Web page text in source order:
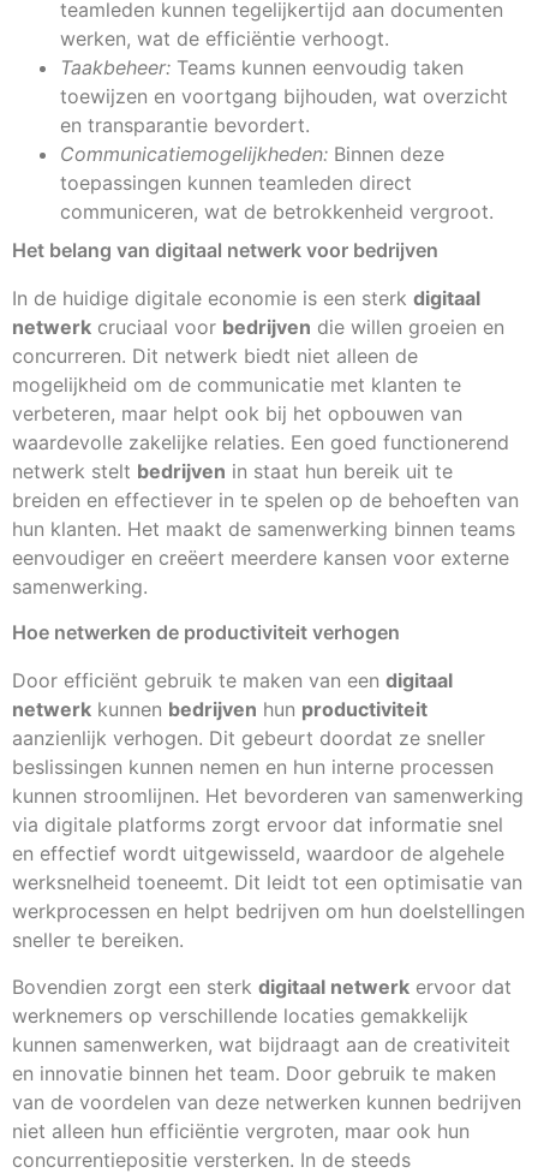
teamleden kunnen tegelijkertijd aan documenten
werken, wat de efficiëntie verhoogt.
Taakbeheer: Teams kunnen eenvoudig taken
toewijzen en voortgang bijhouden, wat overzicht
en transparantie bevordert.
Communicatiemogelijkheden: Binnen deze
toepassingen kunnen teamleden direct
communiceren, wat de betrokkenheid vergroot.
Het belang van digitaal netwerk voor bedrijven
In de huidige digitale economie is een sterk digitaal
netwerk cruciaal voor bedrijven die willen groeien en
concurreren. Dit netwerk biedt niet alleen de
mogelijkheid om de communicatie met klanten te
verbeteren, maar helpt ook bij het opbouwen van
waardevolle zakelijke relaties. Een goed functionerend
netwerk stelt bedrijven in staat hun bereik uit te
breiden en effectiever in te spelen op de behoeften van
hun klanten. Het maakt de samenwerking binnen teams
eenvoudiger en creëert meerdere kansen voor externe
samenwerking.
Hoe netwerken de productiviteit verhogen
Door efficiënt gebruik te maken van een digitaal
netwerk kunnen bedrijven hun productiviteit
aanzienlijk verhogen. Dit gebeurt doordat ze sneller
beslissingen kunnen nemen en hun interne processen
kunnen stroomlijnen. Het bevorderen van samenwerking
via digitale platforms zorgt ervoor dat informatie snel
en effectief wordt uitgewisseld, waardoor de algehele
werksnelheid toeneemt. Dit leidt tot een optimisatie van
werkprocessen en helpt bedrijven om hun doelstellingen
sneller te bereiken.
Bovendien zorgt een sterk digitaal netwerk ervoor dat
werknemers op verschillende locaties gemakkelijk
kunnen samenwerken, wat bijdraagt aan de creativiteit
en innovatie binnen het team. Door gebruik te maken
van de voordelen van deze netwerken kunnen bedrijven
niet alleen hun efficiëntie vergroten, maar ook hun
concurrentiepositie versterken. In de steeds